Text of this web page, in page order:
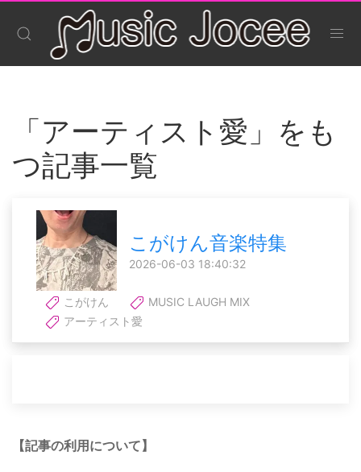
「アーティスト愛」をも
つ記事一覧
こがけん音楽特集
2026-06-03 18:40:32
こがけん
MUSIC LAUGH MIX
アーティスト愛
【記事の利用について】